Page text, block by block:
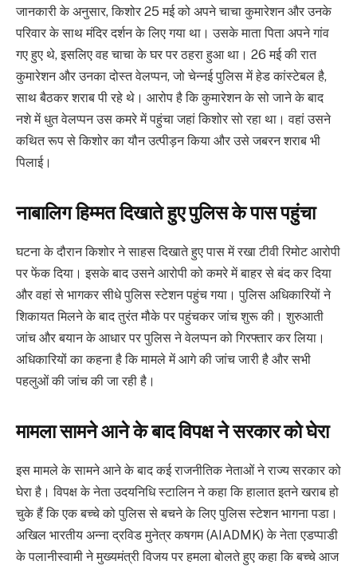
जानकारी के अनुसार, किशोर 25 मई को अपने चाचा कुमारेशन और उनके
परिवार के साथ मंदिर दर्शन के लिए गया था। उसके माता पिता अपने गांव
गए हुए थे, इसलिए वह चाचा के घर पर ठहरा हुआ था। 26 मई की रात
कुमारेशन और उनका दोस्त वेलप्पन, जो चेन्नई पुलिस में हेड कांस्टेबल है,
साथ बैठकर शराब पी रहे थे। आरोप है कि कुमारेशन के सो जाने के बाद
नशे में धुत वेलप्पन उस कमरे में पहुंचा जहां किशोर सो रहा था। वहां उसने
कथित रूप से किशोर का यौन उत्पीड़न किया और उसे जबरन शराब भी
पिलाई।
नाबालिग हिम्मत दिखाते हुए पुलिस के पास पहुंचा
घटना के दौरान किशोर ने साहस दिखाते हुए पास में रखा टीवी रिमोट आरोपी
पर फेंक दिया। इसके बाद उसने आरोपी को कमरे में बाहर से बंद कर दिया
और वहां से भागकर सीधे पुलिस स्टेशन पहुंच गया। पुलिस अधिकारियों ने
शिकायत मिलने के बाद तुरंत मौके पर पहुंचकर जांच शुरू की। शुरुआती
जांच और बयान के आधार पर पुलिस ने वेलप्पन को गिरफ्तार कर लिया।
अधिकारियों का कहना है कि मामले में आगे की जांच जारी है और सभी
पहलुओं की जांच की जा रही है।
मामला सामने आने के बाद विपक्ष ने सरकार को घेरा
इस मामले के सामने आने के बाद कई राजनीतिक नेताओं ने राज्य सरकार को
घेरा है। विपक्ष के नेता उदयनिधि स्टालिन ने कहा कि हालात इतने खराब हो
चुके हैं कि एक बच्चे को पुलिस से बचने के लिए पुलिस स्टेशन भागना पडा।
अखिल भारतीय अन्ना द्रविड मुनेत्र कषगम (AIADMK) के नेता एडप्पाडी
के पलानीस्वामी ने मुख्यमंत्री विजय पर हमला बोलते हुए कहा कि बच्चे आज